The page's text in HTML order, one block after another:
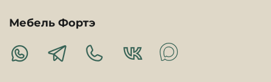
Мебель Фортэ